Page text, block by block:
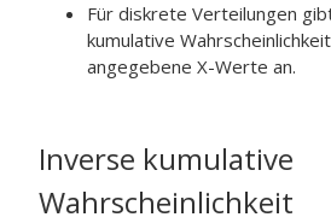
Für diskrete Verteilungen
kumulative
angegebene X-Werte an.
Inverse kumulative
Wahrscheinlichkeit